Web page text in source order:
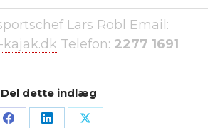
Lars Robl Email:
kajak.dk Telefon: 2277 1691
Del dette indlæg